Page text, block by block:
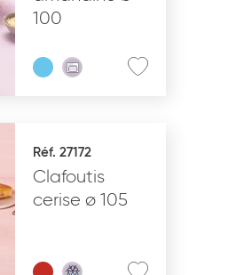
100
Réf. 27172
Clafoutis
cerise ø 105